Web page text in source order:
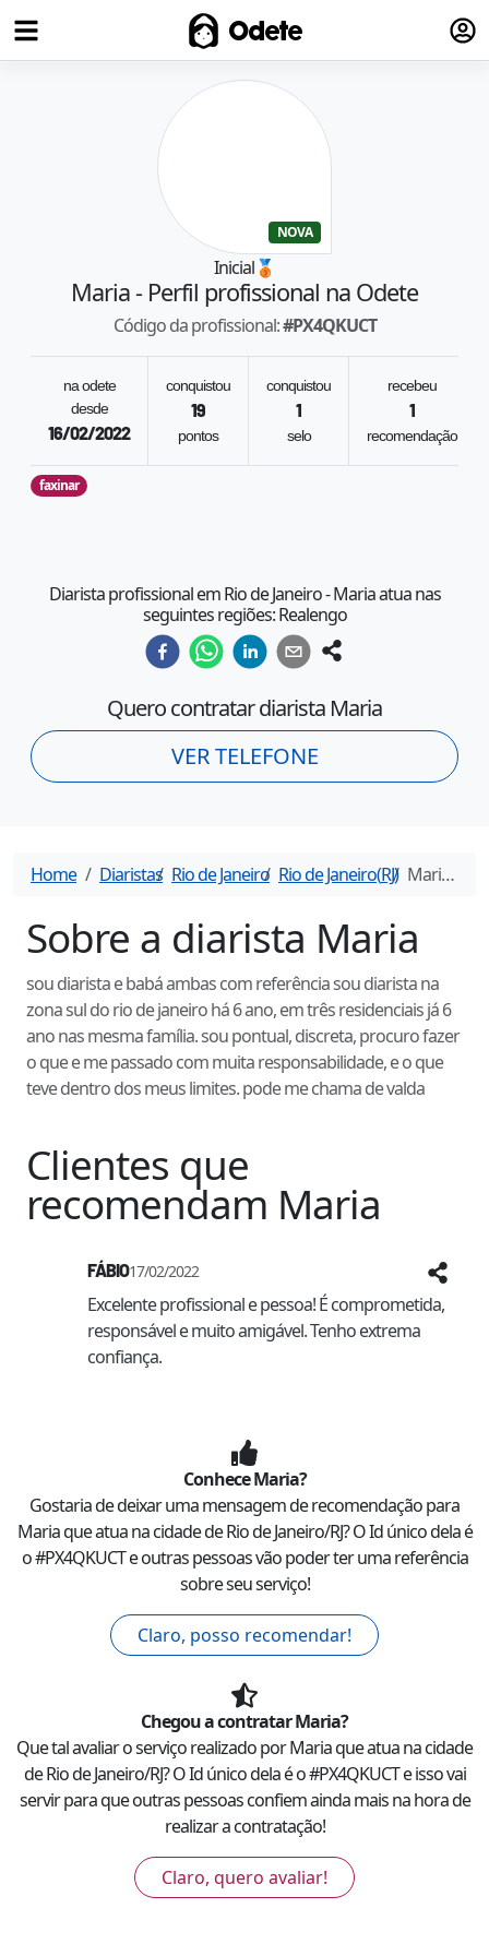
Odete
NOVA
Inicial🥉
Maria- Perfil profissional na Odete
Código da profissional:#PX4QKUCT
na odete
desde
16/02/2022
conquistou
19
pontos
conquistou
1
selo
recebeu
1
recomendação
faxinar
Diarista profissional em Rio de Janeiro - Maria atua nas
seguintes regiões: Realengo
Quero contratar diarista Maria
VER TELEFONE
Home Diaristas Rio de Janeiro Rio de Janeiro(RJ) Maria -
Sobre a diarista Maria
sou diarista e babá ambas com referência sou diarista na
zona sul do rio de janeiro há 6 ano, em três residenciais já 6
ano nas mesma família. sou pontual, discreta, procuro fazer
o que e me passado com muita responsabilidade, e o que
teve dentro dos meus limites. pode me chama de valda
Clientes que
recomendam Maria
FÁBIO17/02/2022
Excelente profissional e pessoa! É comprometida,
responsável e muito amigável. Tenho extrema
confiança.
ConheceMaria?
Gostaria de deixar uma mensagem de recomendação para
Mariaque atua na cidade deRio de Janeiro/RJ? O Id único dela é
o #PX4QKUCTe outras pessoas vão poder ter uma referência
sobre seu serviço!
Claro, posso recomendar!
Chegou a contratarMaria?
Que tal avaliar o serviço realizado porMariaque atua na cidade
deRio de Janeiro/RJ? O Id único dela é o #PX4QKUCTe isso vai
servir para que outras pessoas confiem ainda mais na hora de
realizar a contratação!
Claro, quero avaliar!